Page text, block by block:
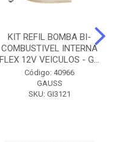
KIT REFIL BOMBA BI-
COMBUSTIVEL INTERNA
FLEX 12V VEICULOS - G...
Código: 40966
GAUSS
SKU: GI3121